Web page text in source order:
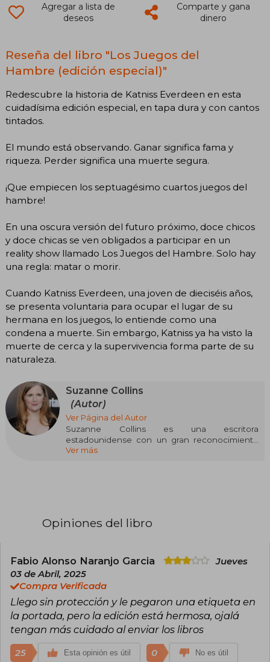
Agregar a lista de
deseos
Comparte y gana
dinero
Reseña del libro "Los Juegos del
Hambre (edición especial)"
Redescubre la historia de Katniss Everdeen en esta
cuidadísima edición especial, en tapa dura y con cantos
tintados.
El mundo está observando. Ganar significa fama y
riqueza. Perder significa una muerte segura.
¡Que empiecen los septuagésimo cuartos juegos del
hambre!
En una oscura versión del futuro próximo, doce chicos
y doce chicas se ven obligados a participar en un
reality show llamado Los Juegos del Hambre. Solo hay
una regla: matar o morir.
Cuando Katniss Everdeen, una joven de dieciséis años,
se presenta voluntaria para ocupar el lugar de su
hermana en los juegos, lo entiende como una
condena a muerte. Sin embargo, Katniss ya ha visto la
muerte de cerca y la supervivencia forma parte de su
naturaleza.
Suzanne Collins
(Autor)
Ver Página del Autor
Suzanne Collins es una escritora
estadounidense con un gran reconocimiento
internacional, conocida principalmente por su
Collins estudió Drama y Telecomunicaciones en
Universidad de Nueva York. Su carrera comenzó
como guionista para programas infantiles de
televisión, trabajando en proyectos como
Clarissa lo explica todo y Pequeños osos. Este
periodo marcó el inicio de su pasión por contar
historias que combinaran entretenimiento y
mensajes significativos.
En 2003, publicó su primera novela, Gregor, el
viajero del suelo, parte de la serie Las crónicas
Ver más
Opiniones del libro
Fabio Alonso Naranjo Garcia
Jueves
03 de Abril, 2025
Compra Verificada
Llego sin protección y le pegaron una etiqueta en
la portada, pero la edición está hermosa, ojalá
tengan más cuidado al enviar los libros
25 Esta opinión es útil 0 No es útil